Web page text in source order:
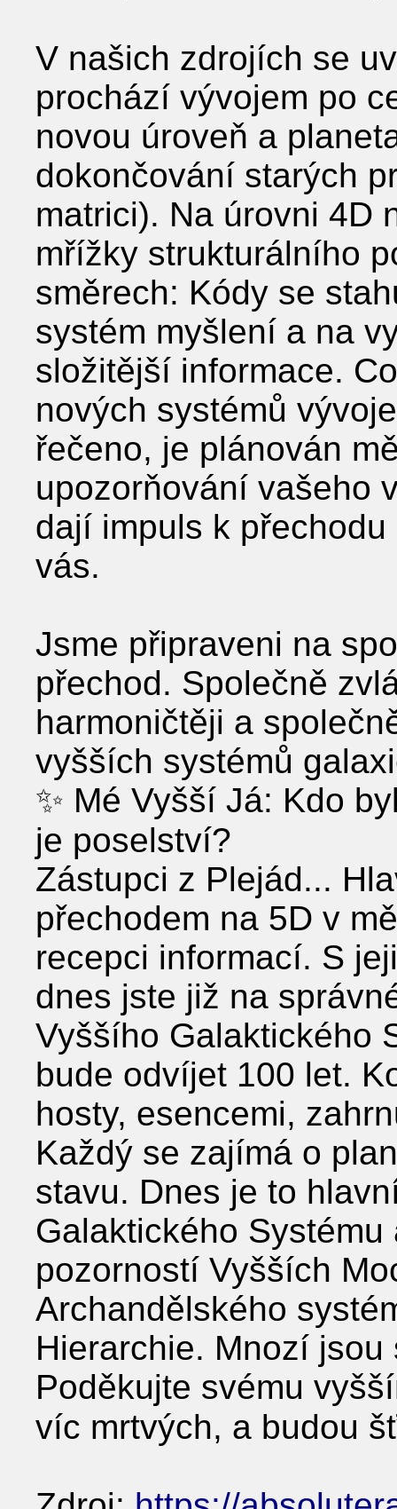
V našich zdrojích se
prochází vývojem po
novou úroveň a
dokončování starých
matrici). Na úrovni 4D
mřížky strukturálního
směrech: Kódy se
systém myšlení a na
složitější informace.
nových systémů
řečeno, je plánován
upozorňování vašeho
dají impuls k
vás.
Jsme připraveni na
přechod. Společně
harmoničtěji a
vyšších systémů
✨ Mé Vyšší Já: Kdo
je poselství?
Zástupci z Plejád...
přechodem na 5D v
recepci informací. S
dnes jste již na
Vyššího Galaktického
bude odvíjet 100 let.
hosty, esencemi,
Každý se zajímá o
stavu. Dnes je to
Galaktického
pozorností Vyšších
Archandělského
Hierarchie. Mnozí
Poděkujte svému
víc mrtvých, a budou